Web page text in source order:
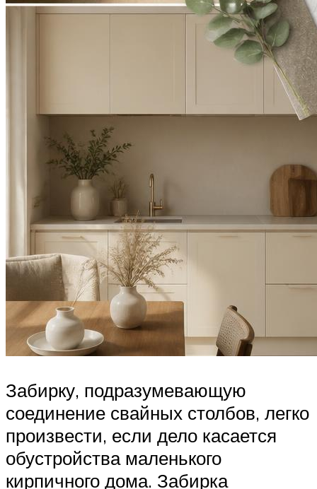
Забирку, подразумевающую
соединение свайных столбов, легко
произвести, если дело касается
обустройства маленького
кирпичного дома. Забирка